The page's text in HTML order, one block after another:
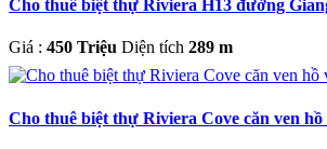
Cho thuê biệt thự Riviera H13 đường
Giá : 450 Triệu Diện tích 289 m
Cho thuê biệt thự Riviera Cove căn ven hồ